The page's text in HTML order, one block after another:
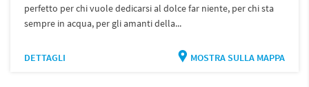
perfetto per chi vuole dedicarsi al dolce far niente, per chi sta
sempre in acqua, per gli amanti della...
DETTAGLI MOSTRA SULLA MAPPA